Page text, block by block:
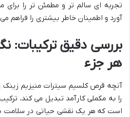
تجربه ای سالم تر و مطمئن تر را
آورد و اطمینان خاطر بیشتری را فراهم
بررسی دقیق ترکیبات:
هر جزء
را به مکملی کارآمد تبدیل می کند،
است که هر یک نقشی حیاتی در سلامت